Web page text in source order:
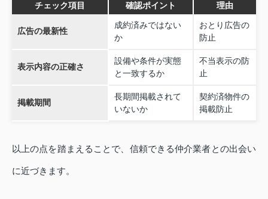
チェック項目 確認ポイント 理由
広告の最新性
成約済みではない
か
おとり広告の
防止
表示内容の正確さ
設備や条件が実態
と一致するか
不当表示の防
止
掲載期間
長期間掲載されて
いないか
契約済物件の
掲載防止
以上の点を踏まえることで、信頼できる仲介業者との出会い
に近づきます。